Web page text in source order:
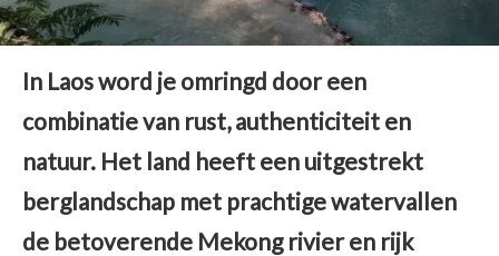
In Laos word je omringd door een
combinatie van rust, authenticiteit en
natuur. Het land heeft een uitgestrekt
berglandschap met prachtige watervallen
de betoverende Mekong rivier en rijk